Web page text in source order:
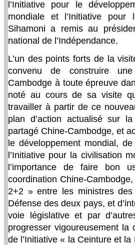
l’Initiative pour le
mondiale et l’Initiative
Sihamoni a remis au
national de l’Indépendance.
L’un des points forts de la
convenu de construire
Cambodge à toute épreuve
noté au cours de sa visite
travailler à partir de ce
plan d’action actualisé sur la
partagé Chine-Cambodge, et
le développement mondial,
l’Initiative pour la civilisation
l’importance de faire bon
coordination Chine-
2+2 » entre les ministres
Défense des deux pays, et
voie législative et par
progresser vigoureusement
de l’Initiative « la Ceinture et